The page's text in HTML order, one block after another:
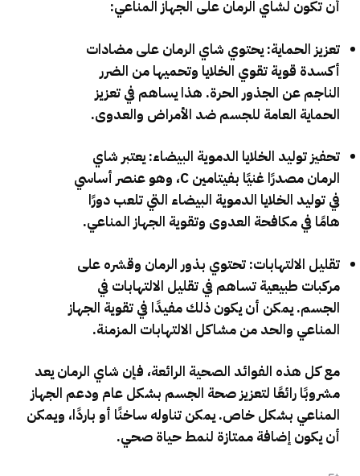
أن تكون لشاي الرمان على الجهاز المناعي:
تعزيز الحماية: يحتوي شاي الرمان على مضادات
أكسدة قوية تقوي الخلايا وتحميها من الضرر
الناجم عن الجذور الحرة. هذا يساهم في تعزيز
الحماية العامة للجسم ضد الأمراض والعدوى.
تحفيز توليد الخلايا الدموية البيضاء: يعتبر شاي
الرمان مصدرًا غنيًا بفيتامين C، وهو عنصر أساسي
في توليد الخلايا الدموية البيضاء التي تلعب دورًا
هامًا في مكافحة العدوى وتقوية الجهاز المناعي.
تقليل الالتهابات: تحتوي بذور الرمان وقشره على
مركبات طبيعية تساهم في تقليل الالتهابات في
الجسم. يمكن أن يكون ذلك مفيدًا في تقوية الجهاز
المناعي والحد من مشاكل الالتهابات المزمنة.
مع كل هذه الفوائد الصحية الرائعة، فإن شاي الرمان يعد
مشروبًا رائعًا لتعزيز صحة الجسم بشكل عام ودعم الجهاز
المناعي بشكل خاص. يمكن تناوله ساخنًا أو باردًا، ويمكن
أن يكون إضافة ممتازة لنمط حياة صحي.